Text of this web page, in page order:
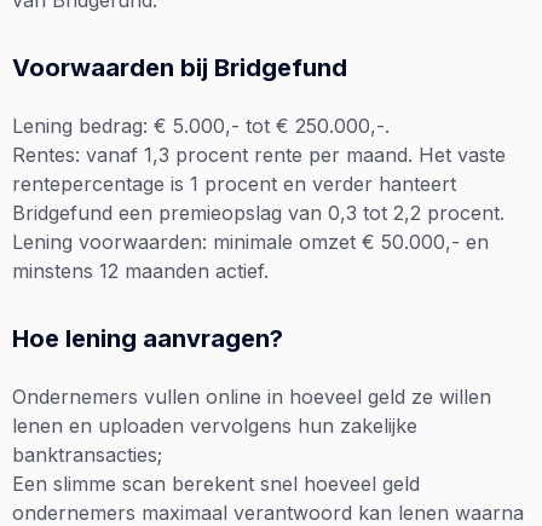
Voorwaarden bij Bridgefund
Lening bedrag: € 5.000,- tot € 250.000,-.
Rentes: vanaf 1,3 procent rente per maand. Het vaste
rentepercentage is 1 procent en verder hanteert
Bridgefund een premieopslag van 0,3 tot 2,2 procent.
Lening voorwaarden: minimale omzet € 50.000,- en
minstens 12 maanden actief.
Hoe lening aanvragen?
Ondernemers vullen online in hoeveel geld ze willen
lenen en uploaden vervolgens hun zakelijke
banktransacties;
Een slimme scan berekent snel hoeveel geld
ondernemers maximaal verantwoord kan lenen waarna